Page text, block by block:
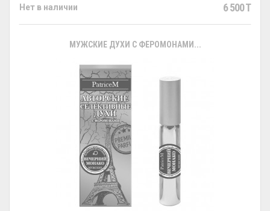
Нет в наличии 6 500 T
МУЖСКИЕ ДУХИ С ФЕРОМОНАМИ...